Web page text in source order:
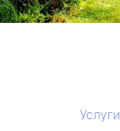
Услуги